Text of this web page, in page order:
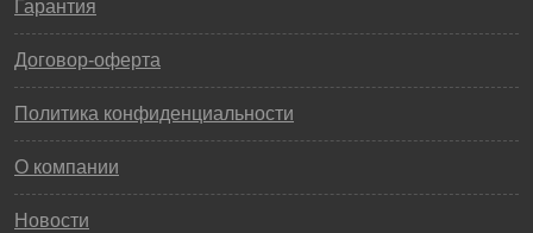
Гарантия
Договор-оферта
Политика конфиденциальности
О компании
Новости